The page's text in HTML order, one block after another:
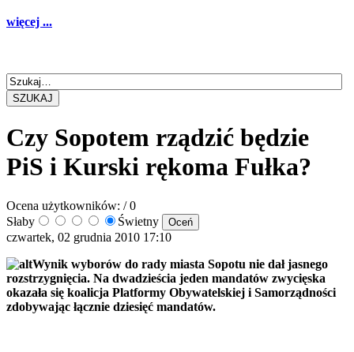
więcej ...
SZUKAJ
Czy Sopotem rządzić będzie
PiS i Kurski rękoma Fułka?
Ocena użytkowników: / 0
Słaby
Świetny
czwartek, 02 grudnia 2010 17:10
Wynik wyborów do rady miasta Sopotu nie dał jasnego
rozstrzygnięcia. Na dwadzieścia jeden mandatów zwycięska
okazała się koalicja Platformy Obywatelskiej i Samorządności
zdobywając łącznie dziesięć mandatów.